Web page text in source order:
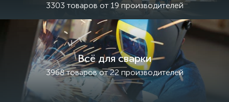
3303 товаров от 19 производителей
Всё для сварки
3968 товаров от 22 производителей